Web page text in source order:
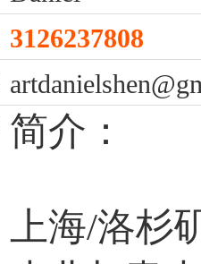
3126237808
简介：
上海/洛杉